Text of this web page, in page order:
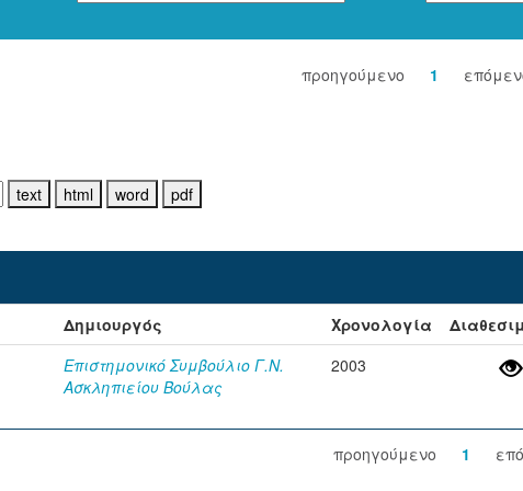
προηγούμενο 1
Δημιουργός Χρονολογία
Επιστημονικό Συμβούλιο Γ.Ν.
Ασκληπιείου Βούλας
2003
προηγούμενο 1